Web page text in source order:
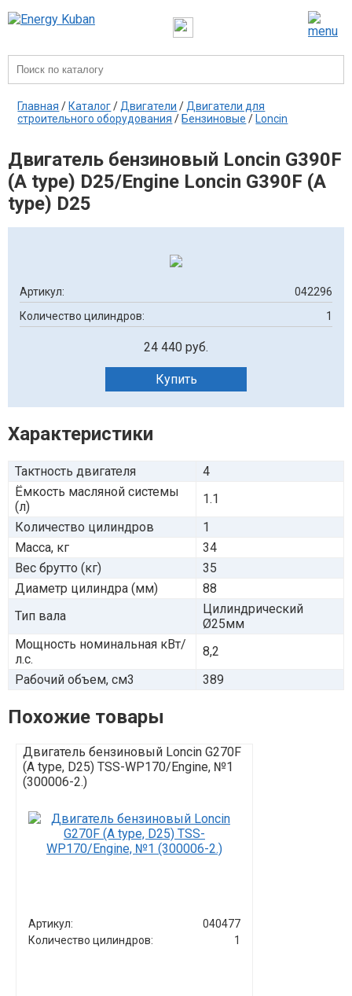
Главная / Каталог/ Двигатели / Двигатели для
строительного оборудования / Бензиновые / Loncin
Двигатель бензиновый Loncin G390F
(A type) D25/Engine Loncin G390F (A
type) D25
Артикул:
042296
Количество цилиндров:
1
24 440 руб.
Купить
Характеристики
Тактность двигателя
4
Ёмкость масляной системы
(л)
1.1
Количество цилиндров
1
Масса, кг
34
Вес брутто (кг)
35
Диаметр цилиндра (мм)
88
Тип вала
Цилиндрический
Ø25мм
Мощность номинальная кВт/
л.с.
8,2
Рабочий объем, см3
389
Похожие товары
Двигатель бензиновый Loncin G270F
(A type, D25) TSS-WP170/Engine, №1
(300006-2.)
Артикул:
040477
Количество цилиндров:
1